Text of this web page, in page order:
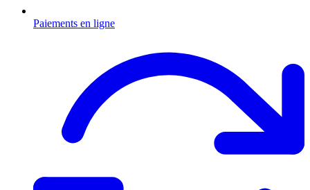
Paiements en ligne